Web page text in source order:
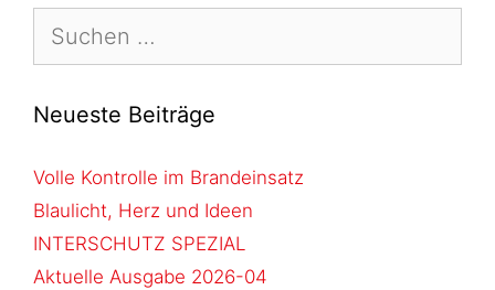
Neueste Beiträge
Volle Kontrolle im Brandeinsatz
Blaulicht, Herz und Ideen
INTERSCHUTZ SPEZIAL
Aktuelle Ausgabe 2026-04